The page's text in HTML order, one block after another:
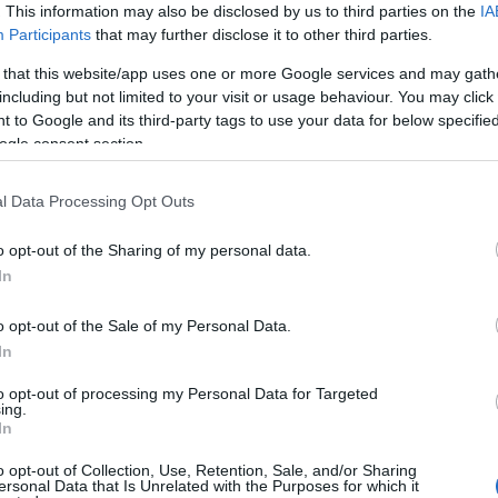
This information may also be disclosed by us to third parties on the
Participants that may further disclose it to other third parties.
that this website/app uses one or more Google services and may
but not limited to your visit or usage behaviour. You may
to Google and its third-party tags to use your data for below
consent section.
Data Processing Opt Outs
opt-out of the Sharing of my personal data.
opt-out of the Sale of my Personal Data.
opt-out of processing my Personal Data for Targeted
opt-out of Collection, Use, Retention, Sale, and/or Sharing
Data that Is Unrelated with the Purposes for which it
barista